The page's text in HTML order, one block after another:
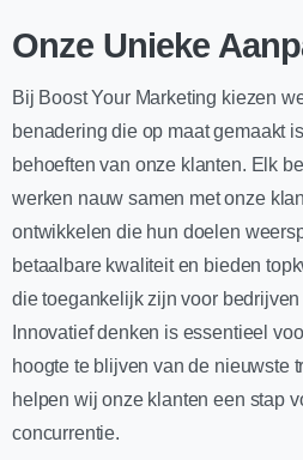
Onze Unieke
Bij Boost Your Marketing kiezen
benadering die op maat gemaakt
behoeften van onze klanten. Elk
werken nauw samen met onze
ontwikkelen die hun doelen
betaalbare kwaliteit en bieden
die toegankelijk zijn voor
Innovatief denken is essentieel
hoogte te blijven van de nieuwste
helpen wij onze klanten een stap
concurrentie.